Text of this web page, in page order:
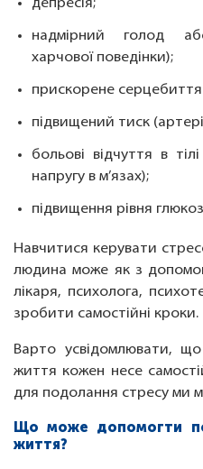
депресія;
надмірний голод
харчової поведінки);
прискорене серцебиття
підвищений тиск
больові відчуття в
напругу в м’язах);
підвищення рівня
Навчитися керувати
людина може як з
лікаря, психолога,
зробити самостійні кроки.
Варто усвідомлювати, що
життя кожен несе
для подолання стресу ми
Що може допомогти
життя?